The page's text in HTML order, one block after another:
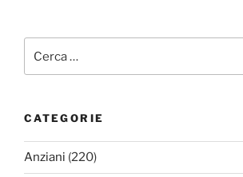
CATEGORIE
Anziani (220)